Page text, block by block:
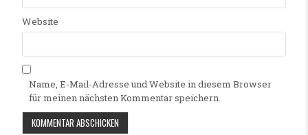
Website
Name, E-Mail-Adresse und Website in diesem Browser
für meinen nächsten Kommentar speichern.